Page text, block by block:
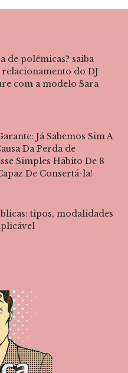
de polêmicas? saiba
do DJ
com a modelo Sara
Já Sabemos Sim A
Da Perda de
Simples Hábito De 8
De Consertá-la!
tipos, modalidades